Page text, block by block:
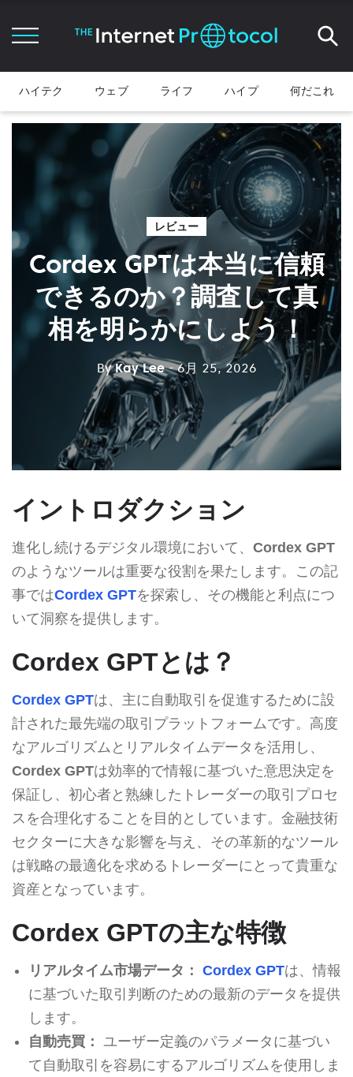
ハイテク ウェブ ライフ ハイプ 何だこれ
レビュー
Cordex GPTは本当に信頼
できるのか？調査して真
相を明らかにしよう！
ByKay Lee - 6月 25, 2026
イントロダクション
進化し続けるデジタル環境において、 Cordex GPT
のようなツールは重要な役割を果たします。この記
事ではCordex GPTを探索し、その機能と利点につ
いて洞察を提供します。
Cordex GPTとは？
Cordex GPTは、主に自動取引を促進するために設
計された最先端の取引プラットフォームです。高度
なアルゴリズムとリアルタイムデータを活用し、
Cordex GPTは効率的で情報に基づいた意思決定を
保証し、初心者と熟練したトレーダーの取引プロセ
スを合理化することを目的としています。金融技術
セクターに大きな影響を与え、その革新的なツール
は戦略の最適化を求めるトレーダーにとって貴重な
資産となっています。
Cordex GPTの主な特徴
リアルタイム市場データ： Cordex GPTは、情報
に基づいた取引判断のための最新のデータを提供
します。
自動売買：
ユーザー定義のパラメータに基づい
て自動取引を容易にするアルゴリズムを使用しま